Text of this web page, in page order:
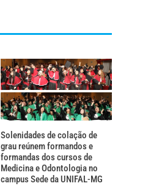
Solenidades de colação de
grau reúnem formandos e
formandas dos cursos de
Medicina e Odontologia no
campus Sede da UNIFAL-MG